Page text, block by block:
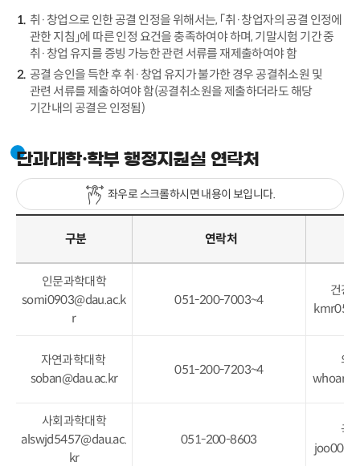
취·창업으로 인한 공결 인정을 위해서는, 「취·창업자의 공결 인정에
관한 지침」에 따른 인정 요건을 충족하여야 하며, 기말시험 기간 중
취·창업 유지를 증빙 가능한 관련 서류를 재제출하여야 함
공결 승인을 득한 후 취·창업 유지가 불가한 경우 공결취소원 및
관련 서류를 제출하여야 함(공결취소원을 제출하더라도 해당
기간내의 공결은 인정됨)
단과대학·학부 행정지원실 연락처
좌우로 스크롤하시면 내용이 보입니다.
구분 연락처
인문과학대학
somi0903@dau.ac.k
r
051-200-7003~4
건강
자연과학대학
soban@dau.ac.kr
051-200-7203~4
의
사회과학대학
alswjd5457@dau.ac.
kr
051-200-8603
국